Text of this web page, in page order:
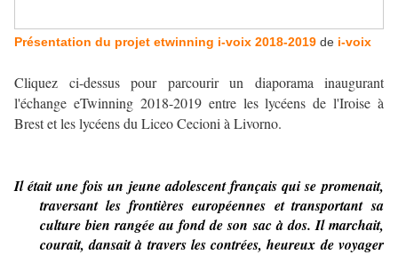
Présentation du projet etwinning i-voix 2018-2019 de i-voix
Cliquez ci-dessus pour parcourir un diaporama inaugurant
l'échange eTwinning 2018-2019 entre les lycéens de l'Iroise à
Brest et les lycéens du Liceo Cecioni à Livorno.
Il était une fois un jeune adolescent français qui se promenait,
traversant les frontières européennes et transportant sa
culture bien rangée au fond de son sac à dos. Il marchait,
courait, dansait à travers les contrées, heureux de voyager